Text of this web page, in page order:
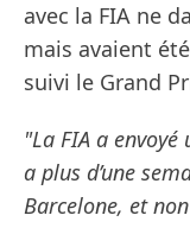
avec la FIA ne
mais avaient
suivi le Grand
"La FIA a
a plus d’une
Barcelone, et